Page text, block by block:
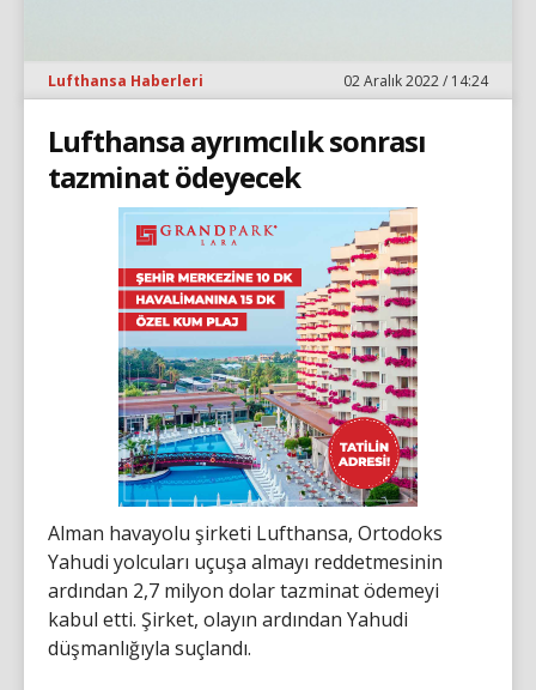
Lufthansa Haberleri 02 Aralık 2022 / 14:24
Lufthansa ayrımcılık sonrası
tazminat ödeyecek
Alman havayolu şirketi Lufthansa, Ortodoks
Yahudi yolcuları uçuşa almayı reddetmesinin
ardından 2,7 milyon dolar tazminat ödemeyi
kabul etti. Şirket, olayın ardından Yahudi
düşmanlığıyla suçlandı.